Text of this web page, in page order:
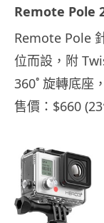
Remote Pole
Remote Pole
位而設，附
360˚ 旋轉底座
售價：$660